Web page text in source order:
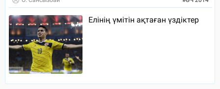
Елінің үмітін ақтаған үздіктер